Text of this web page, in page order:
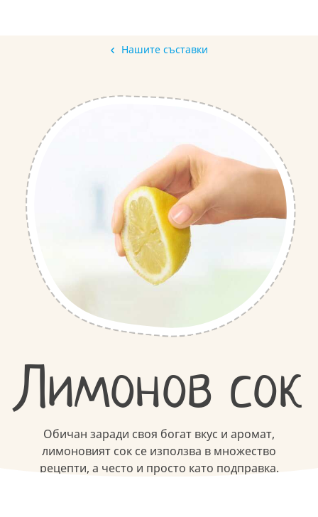
Нашите съставки
Лимонов сок
Обичан заради своя богат вкус и аромат,
лимоновият сок се използва в множество
рецепти, а често и просто като подправка.